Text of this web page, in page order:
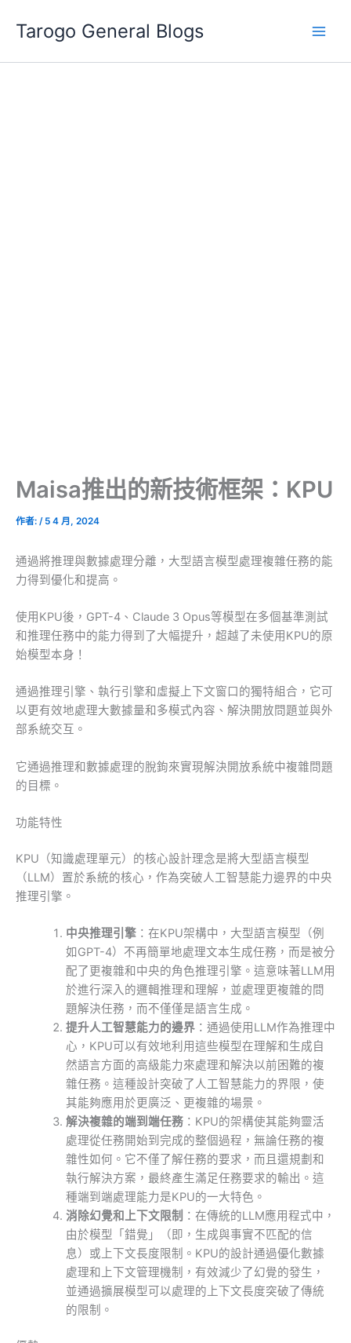
要
Tarogo General Blogs
Maisa推出的新技術框架：KPU
作者: / 5 4 月, 2024
通過將推理與數據處理分離，大型語言模型處理複雜任務的能
力得到優化和提高。
使用KPU後，GPT-4、Claude 3 Opus等模型在多個基準測試
和推理任務中的能力得到了大幅提升，超越了未使用KPU的原
始模型本身！
通過推理引擎、執行引擎和虛擬上下文窗口的獨特組合，它可
以更有效地處理大數據量和多模式內容、解決開放問題並與外
部系統交互。
它通過推理和數據處理的脫鉤來實現解決開放系統中複雜問題
的目標。
功能特性
KPU（知識處理單元）的核心設計理念是將大型語言模型
（LLM）置於系統的核心，作為突破人工智慧能力邊界的中央
推理引擎。
中央推理引擎：在KPU架構中，大型語言模型（例
如GPT-4）不再簡單地處理文本生成任務，而是被分
配了更複雜和中央的角色推理引擎。這意味著LLM用
於進行深入的邏輯推理和理解，並處理更複雜的問
題解決任務，而不僅僅是語言生成。
提升人工智慧能力的邊界：通過使用LLM作為推理中
心，KPU可以有效地利用這些模型在理解和生成自
然語言方面的高級能力來處理和解決以前困難的複
雜任務。這種設計突破了人工智慧能力的界限，使
其能夠應用於更廣泛、更複雜的場景。
解決複雜的端到端任務：KPU的架構使其能夠靈活
處理從任務開始到完成的整個過程，無論任務的複
雜性如何。它不僅了解任務的要求，而且還規劃和
執行解決方案，最終產生滿足任務要求的輸出。這
種端到端處理能力是KPU的一大特色。
消除幻覺和上下文限制 ：在傳統的LLM應用程式中，
由於模型「錯覺」（即，生成與事實不匹配的信
息）或上下文長度限制。KPU的設計通過優化數據
處理和上下文管理機制，有效減少了幻覺的發生，
並通過擴展模型可以處理的上下文長度突破了傳統
的限制。